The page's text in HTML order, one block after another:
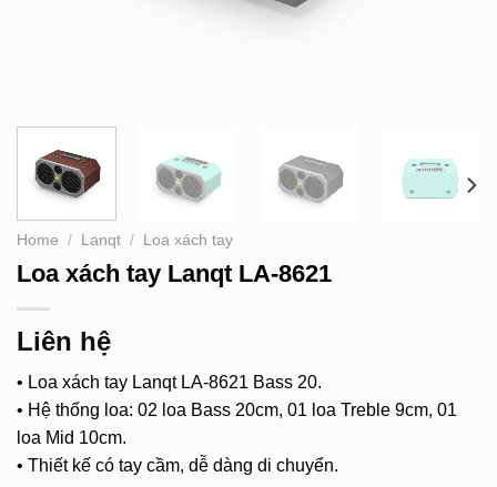
Home / Lanqt / Loa xách tay
Loa xách tay Lanqt LA-8621
Liên hệ
• Loa xách tay Lanqt LA-8621 Bass 20.
• Hệ thống loa: 02 loa Bass 20cm, 01 loa Treble 9cm, 01
loa Mid 10cm.
• Thiết kế có tay cầm, dễ dàng di chuyển.